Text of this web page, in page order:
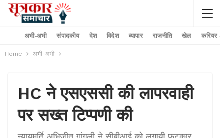
अभी-अभी संपादकीय देश विदेश व्यापार राजनीति खेल करियर
Home अभी-अभी
HC ने एसएससी की लापरवाही
पर सख्त टिप्पणी की